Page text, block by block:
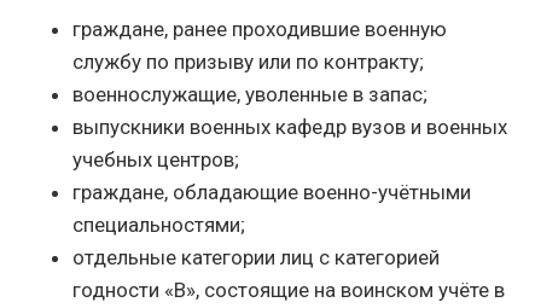
граждане, ранее проходившие военную
службу по призыву или по контракту;
военнослужащие, уволенные в запас;
выпускники военных кафедр вузов и военных
учебных центров;
граждане, обладающие военно-учётными
специальностями;
отдельные категории лиц с категорией
годности «В», состоящие на воинском учёте в